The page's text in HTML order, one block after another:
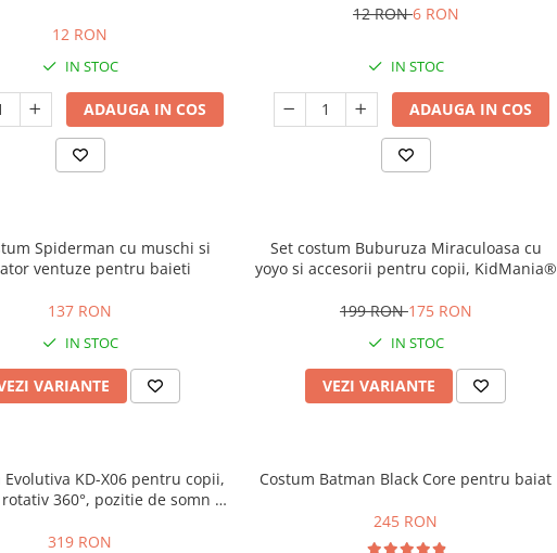
12 RON
IN STOC
ADAUGA IN COS
12 RON6 RON
IN STOC
ADAUGA IN COS
Spiderman cu muschi si
ventuze pentru baieti
137 RON
IN STOC
VARIANTE
Set costum Buburuza Miraculoasa cu
yoyo si accesorii pentru copii, KidMania®
199 RON175 RON
IN STOC
VEZI VARIANTE
KD-X06 pentru copii,
360°, pozitie de somn si
319 RON
Costum Batman Black Core pentru baiat
245 RON